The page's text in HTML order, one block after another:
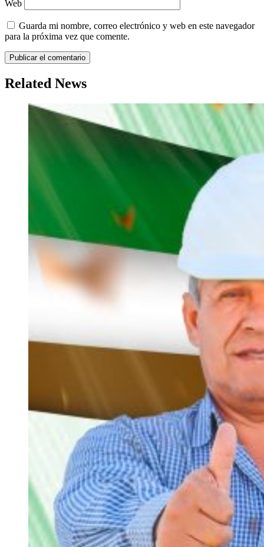
Web
Guarda mi nombre, correo electrónico y web en este navegador
para la próxima vez que comente.
Related News